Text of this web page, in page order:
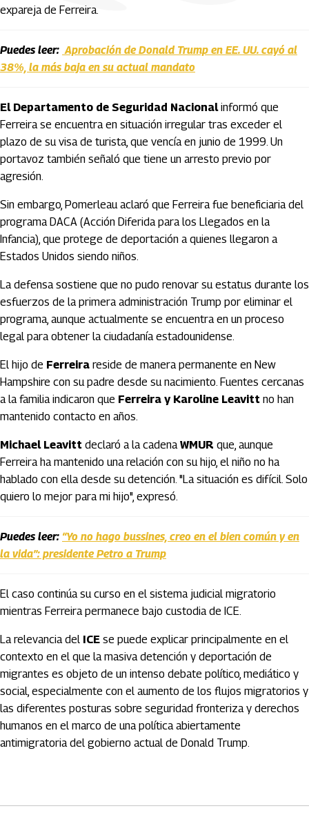
expareja de Ferreira.
Puedes leer: Aprobación de Donald Trump en EE. UU. cayó al
38%, la más baja en su actual mandato
El Departamento de Seguridad Nacionalinformó que
Ferreira se encuentra en situación irregular tras exceder el
plazo de su visa de turista, que vencía en junio de 1999. Un
portavoz también señaló que tiene un arresto previo por
agresión.
Sin embargo, Pomerleau aclaró que Ferreira fue beneficiaria del
programa DACA (Acción Diferida para los Llegados en la
Infancia), que protege de deportación a quienes llegaron a
Estados Unidos siendo niños.
La defensa sostiene que no pudo renovar su estatus durante los
esfuerzos de la primera administración Trump por eliminar el
programa, aunque actualmente se encuentra en un proceso
legal para obtener la ciudadanía estadounidense.
El hijo de Ferreira reside de manera permanente en New
Hampshire con su padre desde su nacimiento. Fuentes cercanas
a la familia indicaron que Ferreira y Karoline Leavitt no han
mantenido contacto en años.
Michael Leavitt declaró a la cadenaWMUR que, aunque
Ferreira ha mantenido una relación con su hijo, el niño no ha
hablado con ella desde su detención. "La situación es difícil. Solo
quiero lo mejor para mi hijo", expresó.
Puedes leer: “Yo no hago bussines, creo en el bien común y en
la vida”: presidente Petro a Trump
El caso continúa su curso en el sistema judicial migratorio
mientras Ferreira permanece bajo custodia de ICE.
La relevancia del ICE se puede explicar principalmente en el
contexto en el que la masiva detención y deportación de
migrantes es objeto de un intenso debate político, mediático y
social, especialmente con el aumento de los flujos migratorios y
las diferentes posturas sobre seguridad fronteriza y derechos
humanos en el marco de una política abiertamente
antimigratoria del gobierno actual de Donald Trump.